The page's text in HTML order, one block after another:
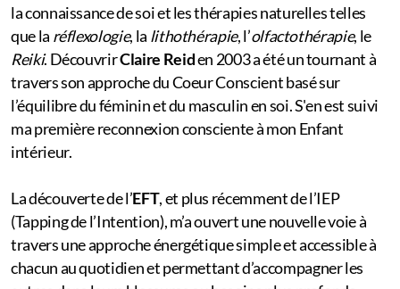
la connaissance de soi et les thérapies naturelles telles
que la réflexologie, la lithothérapie, l’olfactothérapie, le
Reiki. DécouvrirClaire Reiden 2003 a été un tournant à
travers son approche du Coeur Conscient basé sur
l’équilibre du féminin et du masculin en soi. S'en est suivi
ma première reconnexion consciente à mon Enfant
intérieur.
La découverte de l’EFT, et plus récemment de l’IEP
(Tapping de l’Intention), m’a ouvert une nouvelle voie à
travers une approche énergétique simple et accessible à
chacun au quotidien et permettant d’accompagner les